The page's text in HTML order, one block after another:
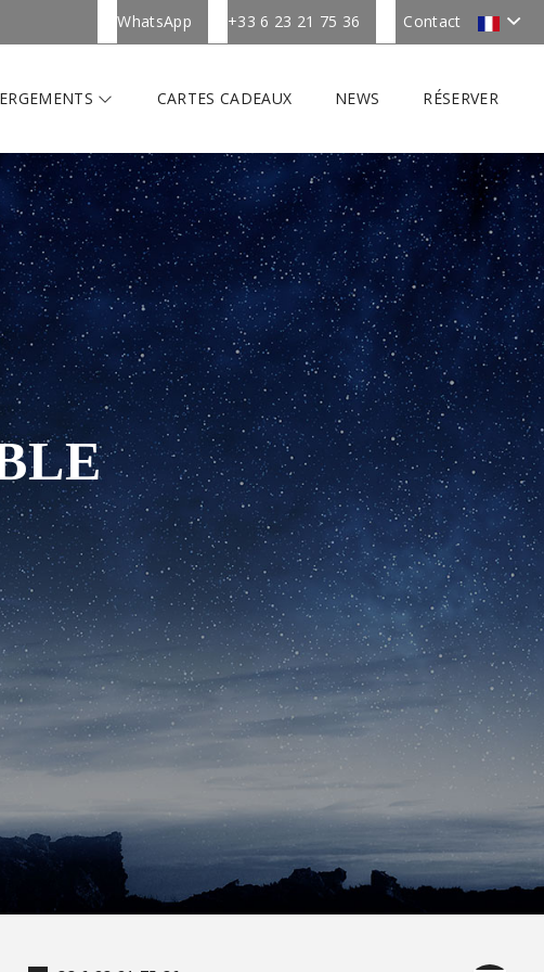
Contact
+33 6 23 21 75 36
WhatsApp
CARTES CADEAUX NEWS RÉSERVER